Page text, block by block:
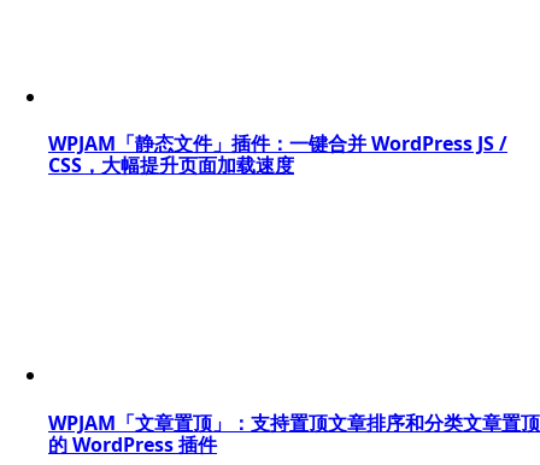
WPJAM「静态文件」插件：一键合并 WordPress JS /
CSS，大幅提升页面加载速度
WPJAM「文章置顶」：支持置顶文章排序和分类文章置顶
的 WordPress 插件